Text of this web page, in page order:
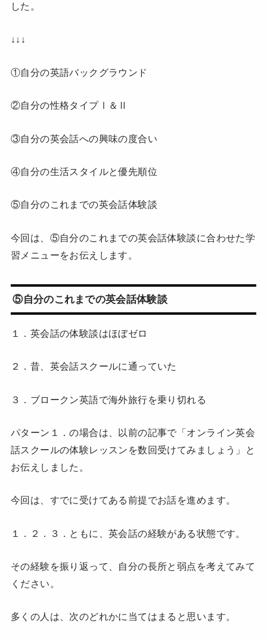
した。
↓↓↓
①自分の英語バックグラウンド
②自分の性格タイプⅠ＆Ⅱ
③自分の英会話への興味の度合い
④自分の生活スタイルと優先順位
⑤自分のこれまでの英会話体験談
今回は、⑤自分のこれまでの英会話体験談に合わせた学
習メニューをお伝えします。
⑤自分のこれまでの英会話体験談
１．英会話の体験談はほぼゼロ
２．昔、英会話スクールに通っていた
３．ブロークン英語で海外旅行を乗り切れる
パターン１．の場合は、以前の記事で「オンライン英会
話スクールの体験レッスンを数回受けてみましょう」と
お伝えしました。
今回は、すでに受けてある前提でお話を進めます。
１．２．３．ともに、英会話の経験がある状態です。
その経験を振り返って、自分の長所と弱点を考えてみて
ください。
多くの人は、次のどれかに当てはまると思います。